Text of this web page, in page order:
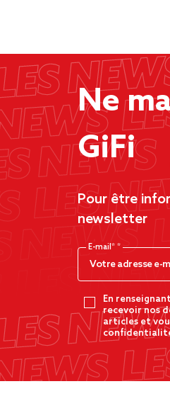
Ne
GiFi
Pour être
newsletter
E-mail*
En
recevoir nos
articles et